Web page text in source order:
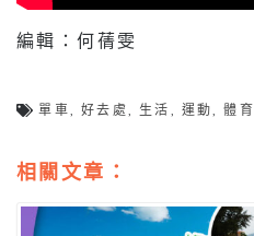
編輯：何蒨雯
單車,好去處, 生活 , 運動,體育
相關文章：